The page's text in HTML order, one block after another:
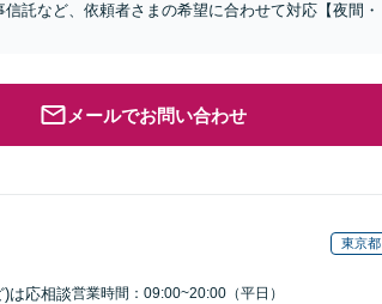
託など、依頼者さまの希望に合わせて対応【夜間・
メールでお問い合わせ
東京都
は応相談営業時間：09:00~20:00（平日）